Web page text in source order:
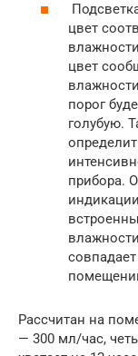
цвет
цвет
порог
голубую.
прибора.
Рассчитан на
— 300 мл/час,